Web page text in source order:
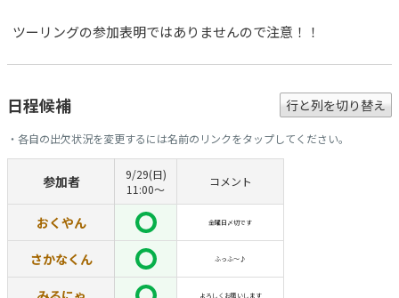
ツーリングの参加表明ではありませんので注意！！
日程候補 行と列を切り替え
・各自の出欠状況を変更するには名前のリンクをタップしてください。
参加者
9/29(日)
11:00〜
コメント
おくやん 金曜日〆切です
さかなくん ふっふ〜♪
よろしくお願いします